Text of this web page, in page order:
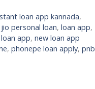
loan app kannada,
jio personal loan, loan app,
app, new loan app
, phonepe loan apply, pnb